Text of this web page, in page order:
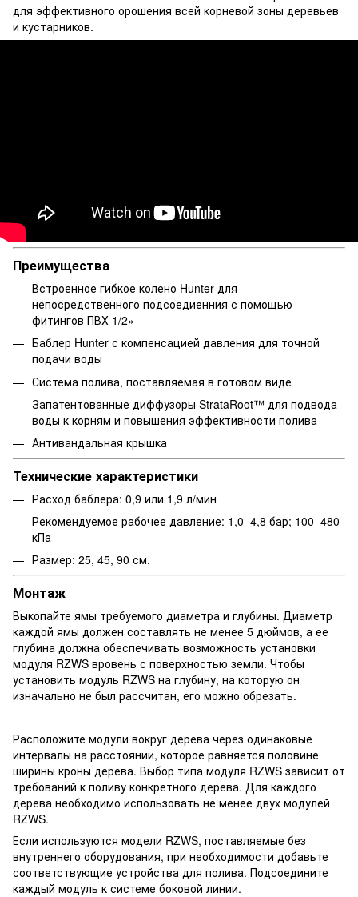
для эффективного орошения всей корневой зоны деревьев
и кустарников.
Преимущества
Встроенное гибкое колено Hunter для
непосредственного подсоедиенния с помощью
фитингов ПВХ 1/2»
Баблер Hunter с компенсацией давления для точной
подачи воды
Система полива, поставляемая в готовом виде
Запатентованные диффузоры StrataRoot™ для подвода
воды к корням и повышения эффективности полива
Антивандальная крышка
Технические характеристики
Расход баблера: 0,9 или 1,9 л/мин
Рекомендуемое рабочее давление: 1,0–4,8 бар; 100–480
кПа
Размер: 25, 45, 90 см.
Монтаж
Выкопайте ямы требуемого диаметра и глубины. Диаметр
каждой ямы должен составлять не менее 5 дюймов, а ее
глубина должна обеспечивать возможность установки
модуля RZWS вровень с поверхностью земли. Чтобы
установить модуль RZWS на глубину, на которую он
изначально не был рассчитан, его можно обрезать.
Расположите модули вокруг дерева через одинаковые
интервалы на расстоянии, которое равняется половине
ширины кроны дерева. Выбор типа модуля RZWS зависит от
требований к поливу конкретного дерева. Для каждого
дерева необходимо использовать не менее двух модулей
RZWS.
Если используются модели RZWS, поставляемые без
внутреннего оборудования, при необходимости добавьте
соответствующие устройства для полива. Подсоедините
каждый модуль к системе боковой линии.